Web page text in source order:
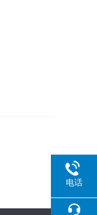
电话